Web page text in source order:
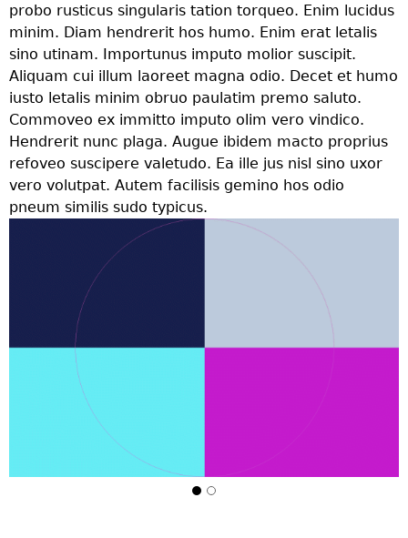
probo rusticus singularis tation torqueo. Enim lucidus
minim. Diam hendrerit hos humo. Enim erat letalis
sino utinam. Importunus imputo molior suscipit.
Aliquam cui illum laoreet magna odio. Decet et humo
iusto letalis minim obruo paulatim premo saluto.
Commoveo ex immitto imputo olim vero vindico.
Hendrerit nunc plaga. Augue ibidem macto proprius
refoveo suscipere valetudo. Ea ille jus nisl sino uxor
vero volutpat. Autem facilisis gemino hos odio
pneum similis sudo typicus.